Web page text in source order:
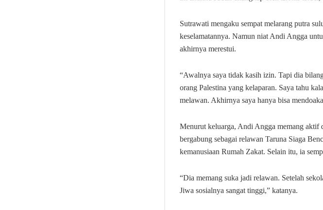
Sutrawati mengaku sempat melarang putra
keselamatannya. Namun niat Andi Angga
akhirnya merestui.
“Awalnya saya tidak kasih izin. Tapi dia
orang Palestina yang kelaparan. Saya tahu
melawan. Akhirnya saya hanya bisa
Menurut keluarga, Andi Angga memang aktif
bergabung sebagai relawan Taruna Siaga
kemanusiaan Rumah Zakat. Selain itu, ia
“Dia memang suka jadi relawan. Setelah
Jiwa sosialnya sangat tinggi,” katanya.